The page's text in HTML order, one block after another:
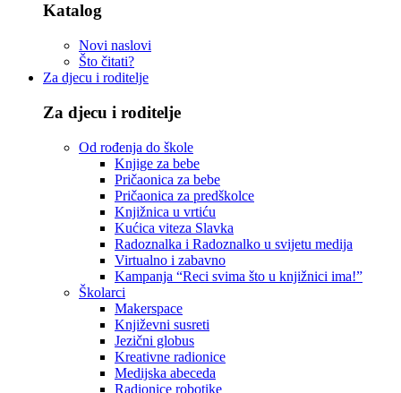
Katalog
Novi naslovi
Što čitati?
Za djecu i roditelje
Za djecu i roditelje
Od rođenja do škole
Knjige za bebe
Pričaonica za bebe
Pričaonica za predškolce
Knjižnica u vrtiću
Kućica viteza Slavka
Radoznalka i Radoznalko u svijetu medija
Virtualno i zabavno
Kampanja “Reci svima što u knjižnici ima!”
Školarci
Makerspace
Književni susreti
Jezični globus
Kreativne radionice
Medijska abeceda
Radionice robotike